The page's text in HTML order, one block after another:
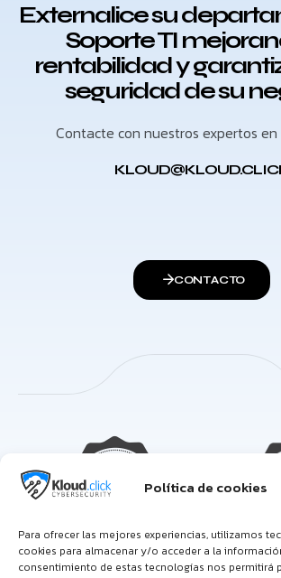
Política de cookies
Para ofrecer las mejores experiencias, utilizamos
cookies para almacenar y/o acceder a la
consentimiento de estas tecnologías nos permitirá
Externalice su
Soporte TI
rentabilidad y
seguridad de su
Contacte con nuestros expertos
CONTACTO